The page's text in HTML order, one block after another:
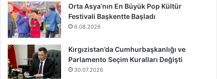
Orta Asya’nın En Büyük Pop Kültür
Festivali Başkentte Başladı
6.08.2026
Kırgızistan’da Cumhurbaşkanlığı ve
Parlamento Seçim Kuralları Değişti
30.07.2026